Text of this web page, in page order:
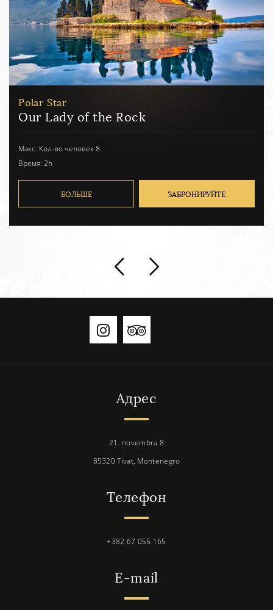
Polar Star
Perast, Our Lady of the Rock
Макс. Кол-во человек 8.
Время: 3h
БОЛЬШЕ ЗАБРОНИРУЙТЕ
Адрес
21. novembra 8
85320 Tivat, Montenegro
Телефон
+382 67 055 165
E-mail